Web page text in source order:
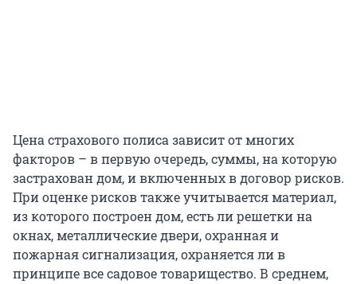
Цена страхового полиса зависит от многих
факторов – в первую очередь, суммы, на которую
застрахован дом, и включенных в договор рисков.
При оценке рисков также учитывается материал,
из которого построен дом, есть ли решетки на
окнах, металлические двери, охранная и
пожарная сигнализация, охраняется ли в
принципе все садовое товарищество. В среднем,